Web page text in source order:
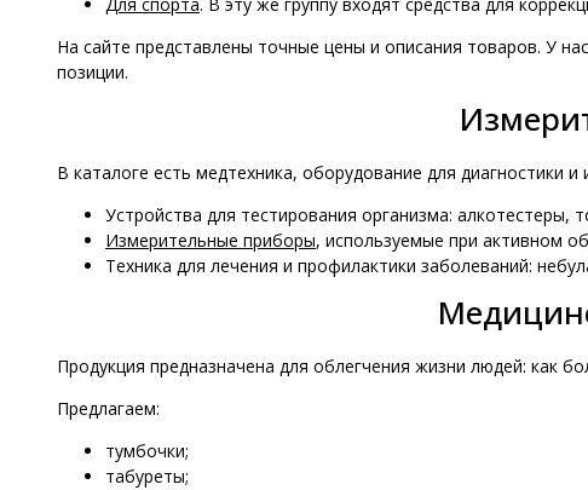
На сайте представлены точные цены и описания товаров. У
позиции.
В каталоге есть медтехника, оборудование для диагностики
Устройства для тестирования организма: алкотестеры,
Измерительные приборы, используемые при активном
Техника для лечения и профилактики заболеваний:
Продукция предназначена для облегчения жизни людей: как
Предлагаем:
тумбочки;
табуреты;